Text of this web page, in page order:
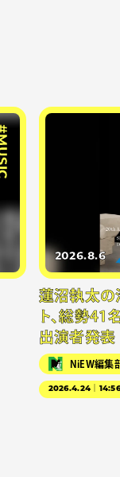
2026.8.6
蓮沼執太の
ト、総勢41
出演者発表
NiEW編集
2026.4.24｜